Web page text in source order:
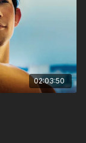
02:03:50